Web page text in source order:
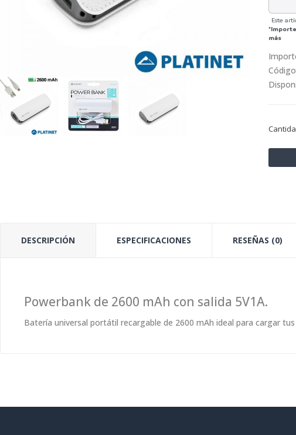
Este
más
DESCRIPCIÓN ESPECIFICACIONES RESEÑAS (0)
Powerbank de 2600 mAh con salida 5V1A.
Batería universal portátil recargable de 2600 mAh ideal para cargar